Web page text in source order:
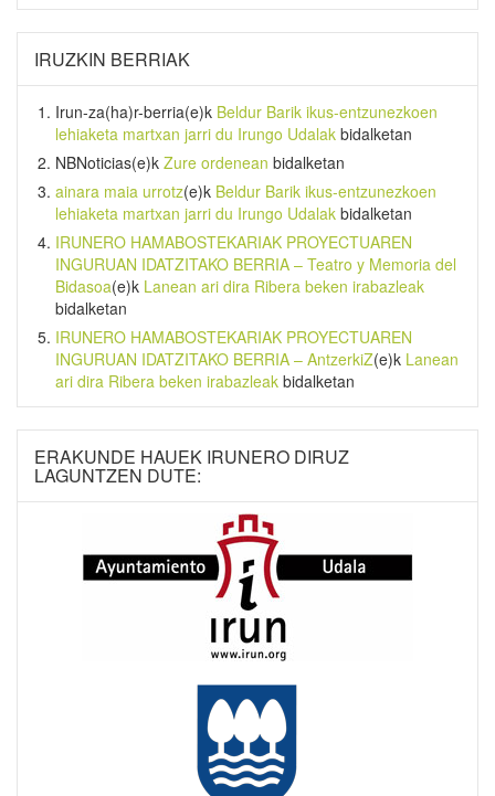
IRUZKIN BERRIAK
Irun-za(ha)r-berria(e)k Beldur Barik ikus-entzunezkoen
lehiaketa martxan jarri du Irungo Udalak bidalketan
NBNoticias(e)k Zure ordenean bidalketan
ainara maia urrotz(e)k Beldur Barik ikus-entzunezkoen
lehiaketa martxan jarri du Irungo Udalak bidalketan
IRUNERO HAMABOSTEKARIAK PROYECTUAREN
INGURUAN IDATZITAKO BERRIA – Teatro y Memoria del
Bidasoa(e)k Lanean ari dira Ribera beken irabazleak
bidalketan
IRUNERO HAMABOSTEKARIAK PROYECTUAREN
INGURUAN IDATZITAKO BERRIA – AntzerkiZ(e)k Lanean
ari dira Ribera beken irabazleak bidalketan
ERAKUNDE HAUEK IRUNERO DIRUZ
LAGUNTZEN DUTE: